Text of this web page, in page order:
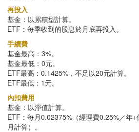
再投入
基金：以累積型計算。
ETF：每季收到的股息於月底再投入。
手續費
基金最高：3%。
基金最低：0元。
ETF最高：0.1425%，不足以20元計算。
ETF最低：1元。
內扣費用
基金：以淨值計算。
ETF：每月0.02375%（經理費0.25%／年
月計算）。